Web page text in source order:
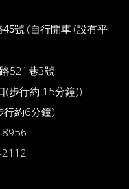
45號 (自行開車 (設有平
521巷3號
(步行約 15分鐘))
行約6分鐘)